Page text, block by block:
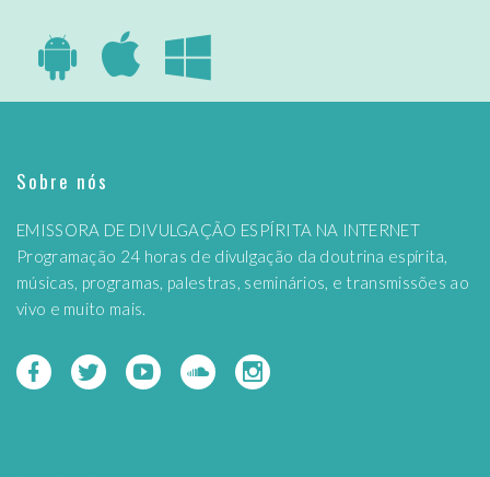
Sobre nós
EMISSORA DE DIVULGAÇÃO ESPÍRITA NA INTERNET
Programação 24 horas de divulgação da doutrina espírita,
músicas, programas, palestras, seminários, e transmissões ao
vivo e muito mais.